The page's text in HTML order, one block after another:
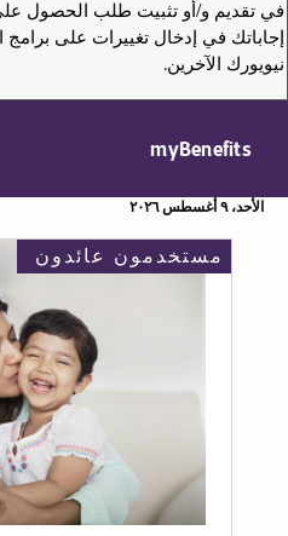
في تقديم و/أو تثبيت طلب الحصول
إجاباتك في إدخال تغييرات على
نيويورك الآخرين.
myBenefits
الأحد، ٩ أغسطس ٢٠٢٦
مستخدمون عائدون